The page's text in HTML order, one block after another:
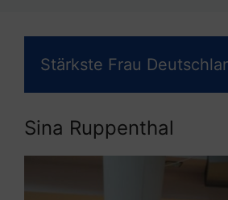
Stärkste Frau
Sina Ruppenthal